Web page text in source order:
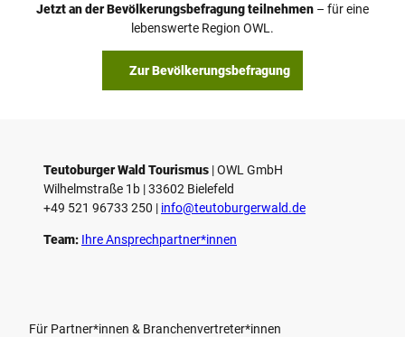
Jetzt an der Bevölkerungsbefragung teilnehmen– für eine
lebenswerte Region OWL.
Zur Bevölkerungsbefragung
Teutoburger Wald Tourismus | ­OWL GmbH
Wilhelmstraße 1b | ­33602 Bielefeld
+49 521 96733 250 | ­info@teutoburgerwald.de
Team: Ihre Ansprechpartner*innen
Für Partner*innen & Branchenvertreter*innen